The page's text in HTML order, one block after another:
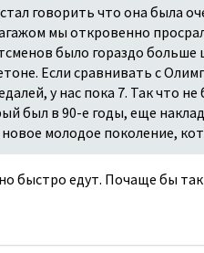
говорить что она была
мы откровенно
было гораздо больше
Если сравнивать с
у нас пока 7. Так что
был в 90-е годы, еще
молодое поколение,
быстро едут. Почаще бы